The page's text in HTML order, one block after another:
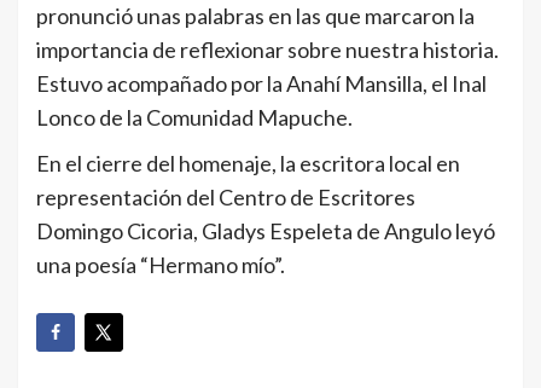
pronunció unas palabras en las que marcaron la
importancia de reflexionar sobre nuestra historia.
Estuvo acompañado por la Anahí Mansilla, el Inal
Lonco de la Comunidad Mapuche.
En el cierre del homenaje, la escritora local en
representación del Centro de Escritores
Domingo Cicoria, Gladys Espeleta de Angulo leyó
una poesía “Hermano mío”.